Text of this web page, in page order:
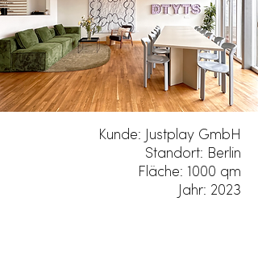
Kunde:
Justplay GmbH
Standort: Berlin
Fläche: 1000 qm
Jahr: 2023